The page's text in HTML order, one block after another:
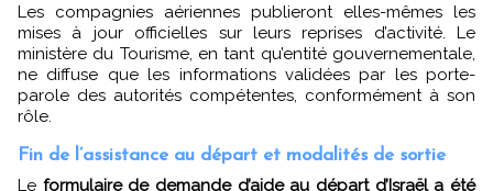
Les compagnies aériennes publieront elles-mêmes les
mises à jour officielles sur leurs reprises d’activité. Le
ministère du Tourisme, en tant qu’entité gouvernementale,
ne diffuse que les informations validées par les porte-
parole des autorités compétentes, conformément à son
rôle.
Fin de l’assistance au départ et modalités de sortie
Le formulaire de demande d’aide au départ d’Israël a été